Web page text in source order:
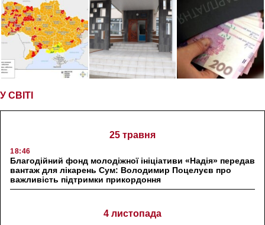
У СВІТІ
25 травня
18:46
Благодійний фонд молодіжної ініціативи «Надія» передав
вантаж для лікарень Сум: Володимир Поцелуєв про
важливість підтримки прикордоння
4 листопада